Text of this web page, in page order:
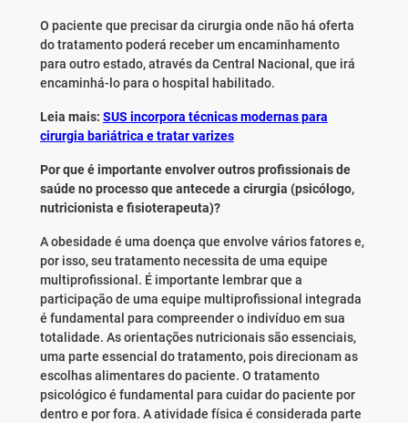
O paciente que precisar da cirurgia onde não há oferta
do tratamento poderá receber um encaminhamento
para outro estado, através da Central Nacional, que irá
encaminhá-lo para o hospital habilitado.
Leia mais: SUS incorpora técnicas modernas para
cirurgia bariátrica e tratar varizes
Por que é importante envolver outros profissionais de
saúde no processo que antecede a cirurgia (psicólogo,
nutricionista e fisioterapeuta)?
A obesidade é uma doença que envolve vários fatores e,
por isso, seu tratamento necessita de uma equipe
multiprofissional. É importante lembrar que a
participação de uma equipe multiprofissional integrada
é fundamental para compreender o indivíduo em sua
totalidade. As orientações nutricionais são essenciais,
uma parte essencial do tratamento, pois direcionam as
escolhas alimentares do paciente. O tratamento
psicológico é fundamental para cuidar do paciente por
dentro e por fora. A atividade física é considerada parte